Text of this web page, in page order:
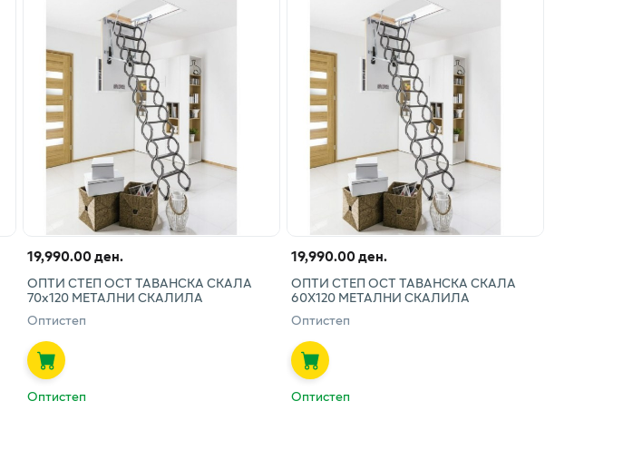
19,990.00 ден.
ОПТИ СТЕП ОСТ ТАВАНСКА СКАЛА
70х120 МЕТАЛНИ СКАЛИЛА
Оптистеп
Оптистеп
19,990.00 ден.
ОПТИ СТЕП ОСТ ТАВАНСКА СКАЛА
60Х120 МЕТАЛНИ СКАЛИЛА
Оптистеп
Оптистеп